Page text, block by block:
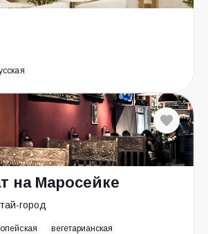
на Маросейке
город
вегетарианская